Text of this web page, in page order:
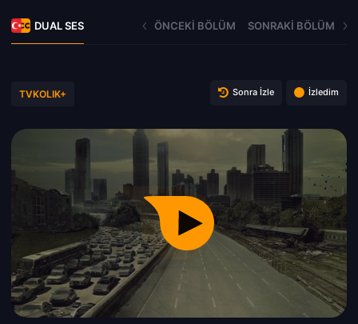
DUAL SES ÖNCEKI BÖLÜM SONRAKI BÖLÜM
TVKOLIK+ Sonra İzle İzledim